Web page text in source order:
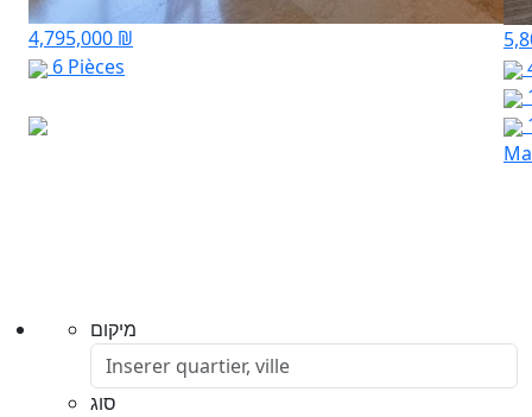
4,795,000 ₪
6 Pièces
מיקום
סוג